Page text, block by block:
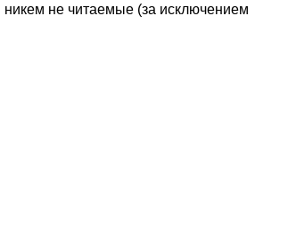
не читаемые (за исключением